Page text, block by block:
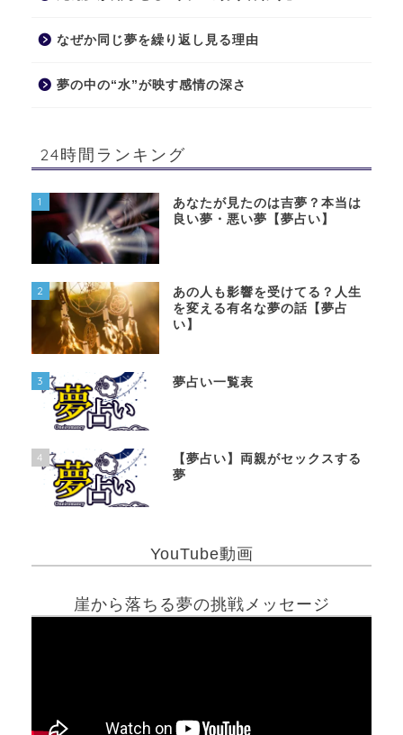
なぜか同じ夢を繰り返し見る理由
夢の中の“水”が映す感情の深さ
24時間ランキング
1
あなたが見たのは吉夢？本当は
良い夢・悪い夢【夢占い】
2
あの人も影響を受けてる？人生
を変える有名な夢の話【夢占
い】
3 夢占い一覧表
4
【夢占い】両親がセックスする
夢
YouTube動画
崖から落ちる夢の挑戦メッセージ